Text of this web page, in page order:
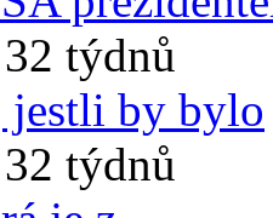
týdnů
jestli by bylo
týdnů